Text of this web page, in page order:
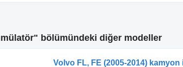
bölümündeki diğer modeller
Volvo FL, FE (2005-2014)